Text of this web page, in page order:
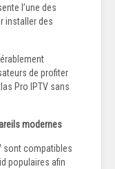
l’une des
installer des
de profiter
Pro IPTV sans
modernes
sont compatibles
populaires afin